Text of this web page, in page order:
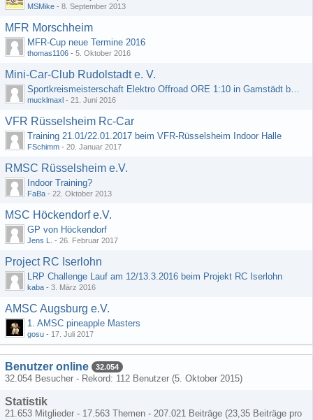
MSMike - 8. September 2013
MFR Morschheim
MFR-Cup neue Termine 2016
thomas1106 - 5. Oktober 2016
Mini-Car-Club Rudolstadt e. V.
Sportkreismeisterschaft Elektro Offroad ORE 1:10 in Gamstädt bei Erfurt, Outdoor mit Indoor Ausweichmöglichkeit!!!
mucklmaxl - 21. Juni 2016
VFR Rüsselsheim Rc-Car
Training 21.01/22.01.2017 beim VFR-Rüsselsheim Indoor Halle
FSchimm - 20. Januar 2017
RMSC Rüsselsheim e.V.
Indoor Training?
FaBa - 22. Oktober 2013
MSC Höckendorf e.V.
GP von Höckendorf
Jens L. - 26. Februar 2017
Project RC Iserlohn
LRP Challenge Lauf am 12/13.3.2016 beim Projekt RC Iserlohn
kaba - 3. März 2016
AMSC Augsburg e.V.
1. AMSC pineapple Masters
gosu - 17. Juli 2017
Benutzer online 32.054
32.054 Besucher - Rekord: 112 Benutzer (5. Oktober 2015)
Statistik
21.653 Mitglieder - 17.563 Themen - 207.021 Beiträge (23,35 Beiträge pro